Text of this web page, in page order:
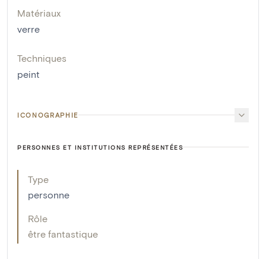
Matériaux
verre
Techniques
peint
ICONOGRAPHIE
PERSONNES ET INSTITUTIONS REPRÉSENTÉES
Type
personne
Rôle
être fantastique